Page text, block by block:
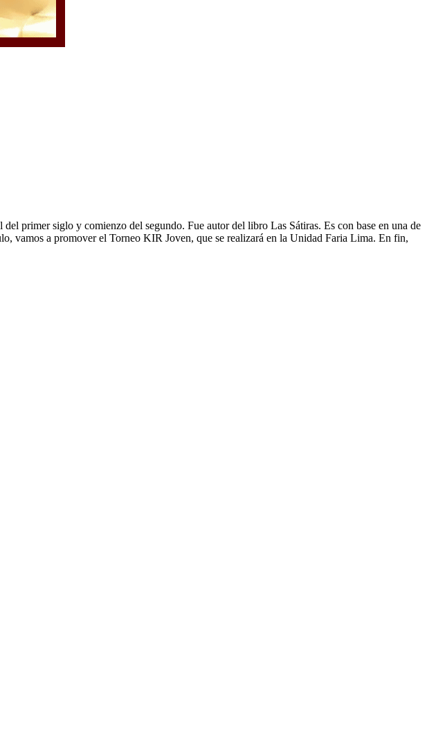
primer siglo y comienzo del segundo. Fue autor del libro Las Sátiras. Es con base en una de
vamos a promover el Torneo KIR Joven, que se realizará en la Unidad Faria Lima. En fin,